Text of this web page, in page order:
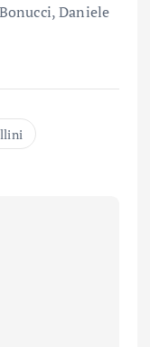
Daniele